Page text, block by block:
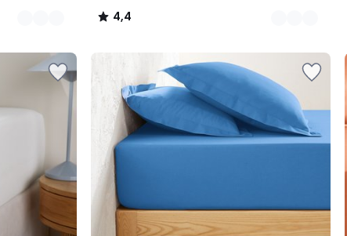
4,4
/